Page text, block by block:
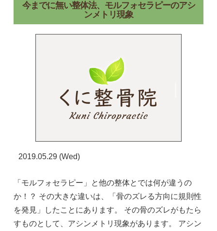
今までに無い整体法、モルフォセラピーのアシ
ンメトリ現象
2019.05.29 (Wed)
「モルフォセラピー」と他の整体とでは何が違うの
か！？ その大きな違いは、「骨のズレる方向に規則性
を発見」したことにあります。 その骨のズレがもたら
すものとして、アシンメトリ現象があります。 アシン